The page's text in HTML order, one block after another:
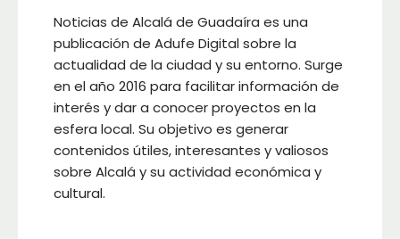
Noticias de Alcalá de Guadaíra es una
publicación de Adufe Digital sobre la
actualidad de la ciudad y su entorno. Surge
en el año 2016 para facilitar información de
interés y dar a conocer proyectos en la
esfera local. Su objetivo es generar
contenidos útiles, interesantes y valiosos
sobre Alcalá y su actividad económica y
cultural.